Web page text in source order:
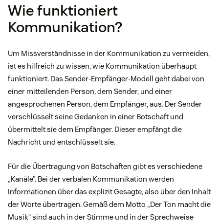
Wie funktioniert
Kommunikation?
Um Missverständnisse in der Kommunikation zu vermeiden,
ist es hilfreich zu wissen, wie Kommunikation überhaupt
funktioniert. Das Sender-Empfänger-Modell geht dabei von
einer mitteilenden Person, dem Sender, und einer
angesprochenen Person, dem Empfänger, aus. Der Sender
verschlüsselt seine Gedanken in einer Botschaft und
übermittelt sie dem Empfänger. Dieser empfängt die
Nachricht und entschlüsselt sie.
Für die Übertragung von Botschaften gibt es verschiedene
„Kanäle“. Bei der verbalen Kommunikation werden
Informationen über das explizit Gesagte, also über den Inhalt
der Worte übertragen. Gemäß dem Motto „Der Ton macht die
Musik“ sind auch in der Stimme und in der Sprechweise